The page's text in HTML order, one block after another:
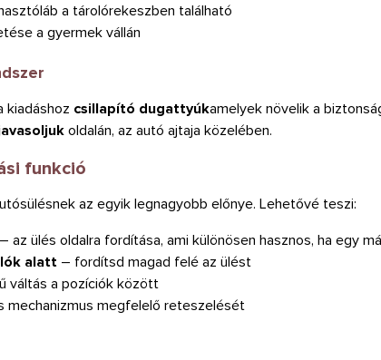
a tárolórekeszben található
a gyermek vállán
kiadáshoz csillapító dugattyúkamelyek növelik a
oldalán, az autó ajtaja közelében.
funkció
az egyik legnagyobb előnye. Lehetővé teszi:
– az ülés oldalra fordítása, ami különösen hasznos, ha egy
alatt – fordítsd magad felé az ülést
váltás a pozíciók között
mechanizmus megfelelő reteszelését